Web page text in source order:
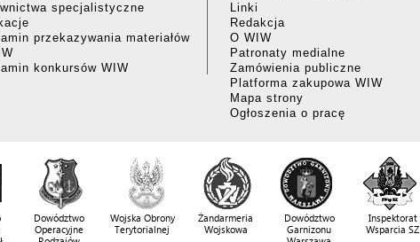
specjalistyczne
przekazywania materiałów
konkursów WIW
Linki
Redakcja
O WIW
Patronaty medialne
Zamówienia publiczne
Platforma zakupowa WIW
Mapa strony
Ogłoszenia o pracę
Dowództwo
Operacyjne
Wojska Obrony
Terytorialnej
Żandarmeria
Wojskowa
Dowództwo
Garnizonu
Inspektorat
Wsparcia SZ